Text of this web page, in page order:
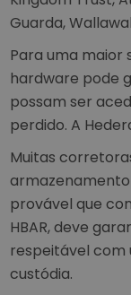
Guarda,
Para uma maior
hardware pode
possam ser
perdido. A
Muitas
armazenamento
provável que
HBAR, deve
respeitável com
custódia.